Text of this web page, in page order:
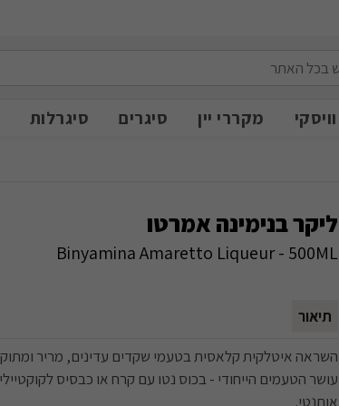
וויסקי מקררי יין סיגרים סיגרלות
ליקר בנימינה אמרטו
Binyamina Amaretto Liqueur - 500ML
תיאור
השראה איטלקית קלאסית בטעמי שקדים עדינים, מריר
עושר הטעמים הייחודי - בכוס נטו עם קרח או כבסיס
אותנטי.